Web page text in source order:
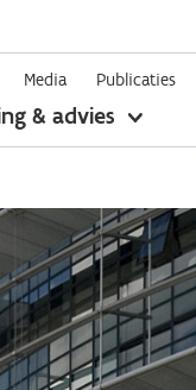
Media Publicaties
& advies
toon